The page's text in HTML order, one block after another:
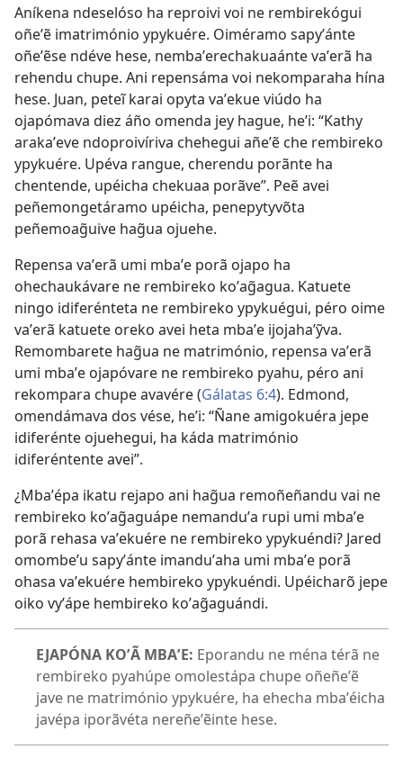
Aníkena ndeselóso ha reproivi voi ne rembirekógui
oñeʼẽ imatrimónio ypykuére. Oiméramo sapyʼánte
oñeʼẽse ndéve hese, nembaʼerechakuaánte vaʼerã ha
rehendu chupe. Ani repensáma voi nekomparaha hína
hese. Juan, peteĩ karai opyta vaʼekue viúdo ha
ojapómava diez áño omenda jey hague, heʼi: “Kathy
arakaʼeve ndoproivíriva chehegui añeʼẽ che rembireko
ypykuére. Upéva rangue, cherendu porãnte ha
chentende, upéicha chekuaa porãve”. Peẽ avei
peñemongetáramo upéicha, penepytyvõta
peñemoag̃uive hag̃ua ojuehe.
Repensa vaʼerã umi mbaʼe porã ojapo ha
ohechaukávare ne rembireko koʼag̃agua. Katuete
ningo idiferénteta ne rembireko ypykuégui, péro oime
vaʼerã katuete oreko avei heta mbaʼe ijojahaʼỹva.
Remombarete hag̃ua ne matrimónio, repensa vaʼerã
umi mbaʼe ojapóvare ne rembireko pyahu, péro ani
rekompara chupe avavére (Gálatas 6:4). Edmond,
omendámava dos vése, heʼi: “Ñane amigokuéra jepe
idiferénte ojuehegui, ha káda matrimónio
idiferéntente avei”.
¿Mbaʼépa ikatu rejapo ani hag̃ua remoñeñandu vai ne
rembireko koʼag̃aguápe nemanduʼa rupi umi mbaʼe
porã rehasa vaʼekuére ne rembireko ypykuéndi? Jared
omombeʼu sapyʼánte imanduʼaha umi mbaʼe porã
ohasa vaʼekuére hembireko ypykuéndi. Upéicharõ jepe
oiko vyʼápe hembireko koʼag̃aguándi.
EJAPÓNA KOʼÃ MBAʼE: Eporandu ne ména térã ne
rembireko pyahúpe omolestápa chupe oñeñeʼẽ
jave ne matrimónio ypykuére, ha ehecha mbaʼéicha
javépa iporãvéta nereñeʼẽinte hese.